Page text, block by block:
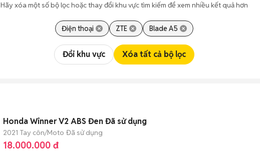
Hãy xóa một số bộ lọc hoặc thay đổi khu vực tìm kiếm để xem nhiều kết quả hơn
Điện thoại ZTE Blade A5
Đổi khu vực Xóa tất cả bộ lọc
Honda Winner V2 ABS Đen Đã sử dụng
2021 Tay côn/Moto Đã sử dụng
18.000.000 đ